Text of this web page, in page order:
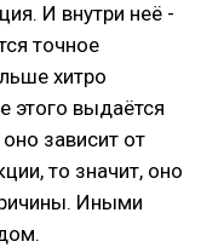
И внутри неё -
точное
хитро
этого выдаётся
зависит от
то значит, оно
Иными